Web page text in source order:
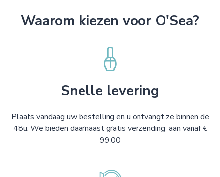
Waarom kiezen voor O'Sea?
Snelle levering
Plaats vandaag uw bestelling en u ontvangt ze binnen de
48u. We bieden daarnaast gratis verzending aan vanaf €
99,00